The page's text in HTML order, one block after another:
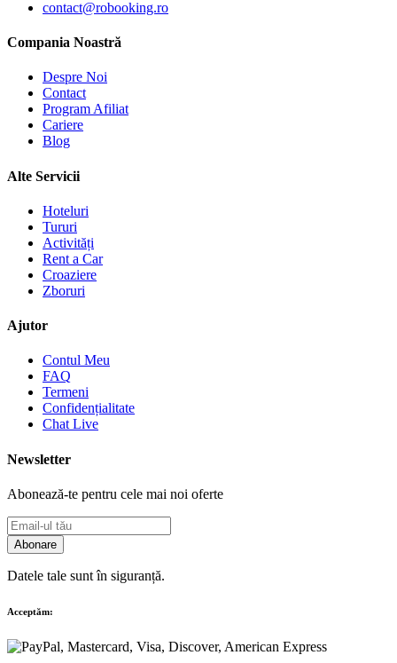
contact@robooking.ro
Compania Noastră
Despre Noi
Contact
Program Afiliat
Cariere
Blog
Alte Servicii
Hoteluri
Tururi
Activități
Rent a Car
Croaziere
Zboruri
Ajutor
Contul Meu
FAQ
Termeni
Confidențialitate
Chat Live
Newsletter
Abonează-te pentru cele mai noi oferte
Abonare
Datele tale sunt în siguranță.
Acceptăm: